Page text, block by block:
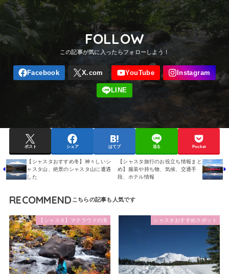
FOLLOW
ポスト シェア はてブ 送る Pocket
【シャスタおすすめ冬】神々しいシ
ャスタ山、絶景のシャスタ山に遭遇
した
【シャスタ旅行のお役立ち情報まと
め】服装や持ち物、気候、交通手
段、ホテル情報
RECOMMEND
【シャスタ】マクラウドの滝 シャスタおすすめスポット